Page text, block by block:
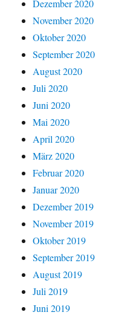
Dezember 2020
November 2020
Oktober 2020
September 2020
August 2020
Juli 2020
Juni 2020
Mai 2020
April 2020
März 2020
Februar 2020
Januar 2020
Dezember 2019
November 2019
Oktober 2019
September 2019
August 2019
Juli 2019
Juni 2019